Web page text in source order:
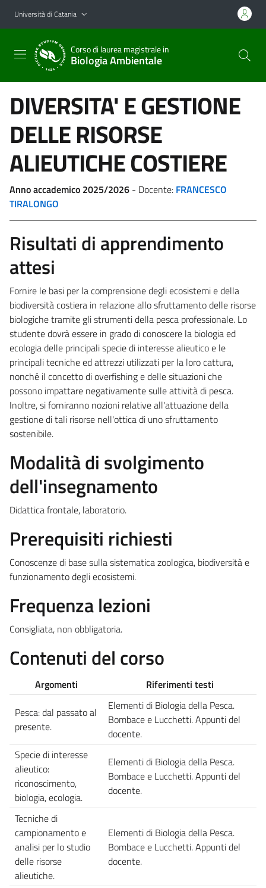
Vai al contenuto principale
Vai al menu di navigazione
Università di Catania
Corso di laurea magistrale in
Biologia Ambientale
DIVERSITA' E GESTIONE
DELLE RISORSE
ALIEUTICHE COSTIERE
Anno accademico 2025/2026 - Docente: FRANCESCO
TIRALONGO
Risultati di apprendimento
attesi
Fornire le basi per la comprensione degli ecosistemi e della
biodiversità costiera in relazione allo sfruttamento delle risorse
biologiche tramite gli strumenti della pesca professionale. Lo
studente dovrà essere in grado di conoscere la biologia ed
ecologia delle principali specie di interesse alieutico e le
principali tecniche ed attrezzi utilizzati per la loro cattura,
nonché il concetto di overfishing e delle situazioni che
possono impattare negativamente sulle attività di pesca.
Inoltre, si forniranno nozioni relative all'attuazione della
gestione di tali risorse nell'ottica di uno sfruttamento
sostenibile.
Modalità di svolgimento
dell'insegnamento
Didattica frontale, laboratorio.
Prerequisiti richiesti
Conoscenze di base sulla sistematica zoologica, biodiversità e
funzionamento degli ecosistemi.
Frequenza lezioni
Consigliata, non obbligatoria.
Contenuti del corso
Argomenti
Riferimenti testi
Pesca: dal passato al
presente.
Elementi di Biologia della Pesca.
Bombace e Lucchetti. Appunti del
docente.
Specie di interesse
alieutico:
riconoscimento,
biologia, ecologia.
Elementi di Biologia della Pesca.
Bombace e Lucchetti. Appunti del
docente.
Tecniche di
campionamento e
analisi per lo studio
delle risorse
alieutiche.
Elementi di Biologia della Pesca.
Bombace e Lucchetti. Appunti del
docente.